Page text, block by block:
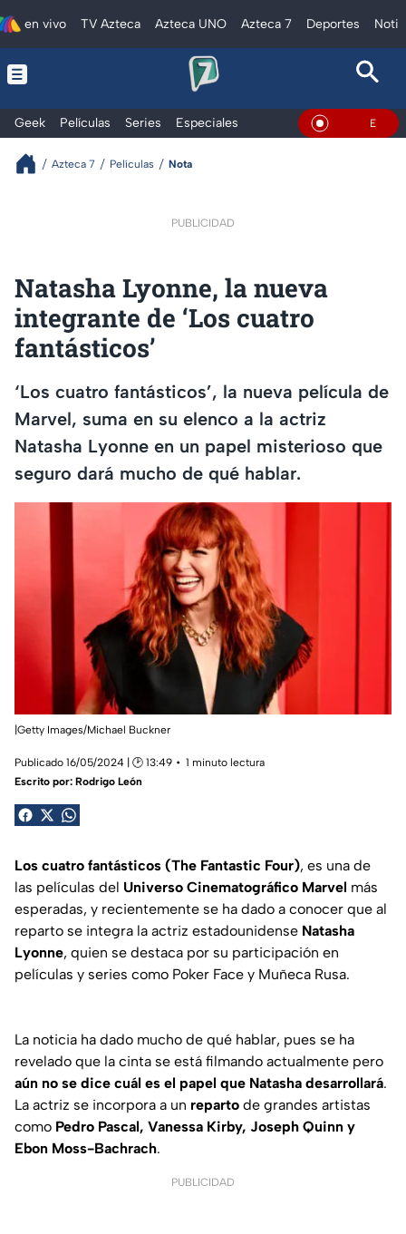
en vivo TV Azteca Azteca UNO Azteca 7 Deportes
Geek Películas Series Especiales En Vivo
Azteca 7 Películas Nota
PUBLICIDAD
Natasha Lyonne, la nueva
integrante de ‘Los cuatro
fantásticos’
‘Los cuatro fantásticos’, la nueva película de
Marvel, suma en su elenco a la actriz
Natasha Lyonne en un papel misterioso que
seguro dará mucho de qué hablar.
|Getty Images/Michael Buckner
Publicado 16/05/2024 | 🕑 13:49
1 minuto lectura
Escrito por: Rodrigo León
Los cuatro fantásticos (The Fantastic Four), es una de
las películas del Universo Cinematográfico Marvel más
esperadas, y recientemente se ha dado a conocer que al
reparto se integra la actriz estadounidense Natasha
Lyonne, quien se destaca por su participación en
películas y series como Poker Face y Muñeca Rusa.
La noticia ha dado mucho de qué hablar, pues se ha
revelado que la cinta se está filmando actualmente pero
aún no se dice cuál es el papel que Natasha desarrollará.
La actriz se incorpora a un reparto de grandes artistas
como Pedro Pascal, Vanessa Kirby, Joseph Quinn y
Ebon Moss-Bachrach.
PUBLICIDAD